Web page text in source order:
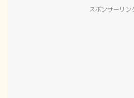
スポンサーリン